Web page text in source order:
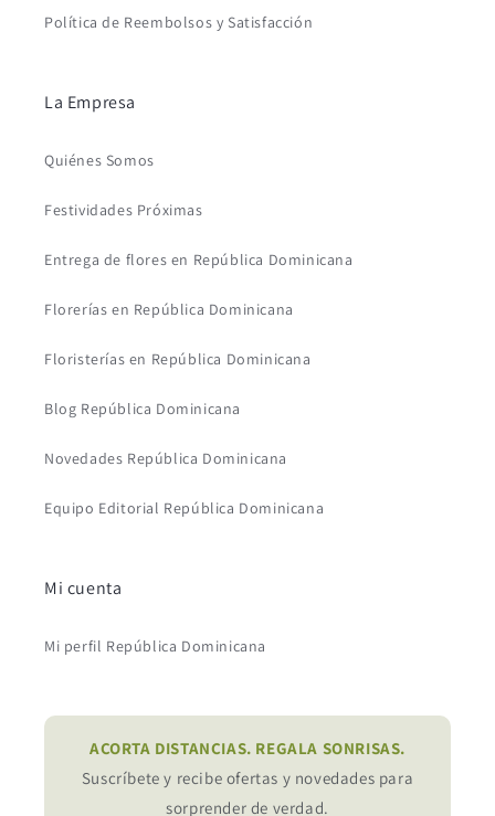
Política de Reembolsos y Satisfacción
La Empresa
Quiénes Somos
Festividades Próximas
Entrega de flores en República Dominicana
Florerías en República Dominicana
Floristerías en República Dominicana
Blog República Dominicana
Novedades República Dominicana
Equipo Editorial República Dominicana
Mi cuenta
Mi perfil República Dominicana
ACORTA DISTANCIAS. REGALA SONRISAS.
Suscríbete y recibe ofertas y novedades para
sorprender de verdad.